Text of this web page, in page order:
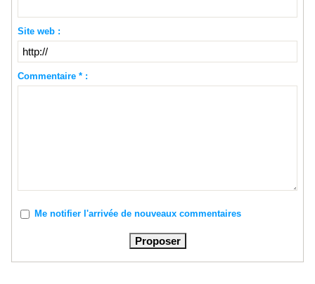
Site web :
Commentaire * :
Me notifier l'arrivée de nouveaux commentaires